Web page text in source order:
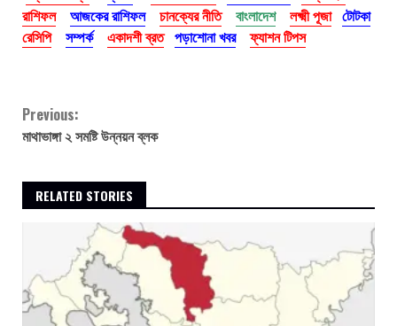
রাশিফল
আজকের রাশিফল চানক্যের নীতি বাংলাদেশ লক্ষ্মী পূজা টোটকা
রেসিপি
সম্পর্ক একাদশী ব্রত পড়াশোনা খবর ফ্যাশন টিপস
Continue
Reading
Previous:
মাথাভাঙ্গা ২ সমষ্টি উন্নয়ন ব্লক
RELATED STORIES